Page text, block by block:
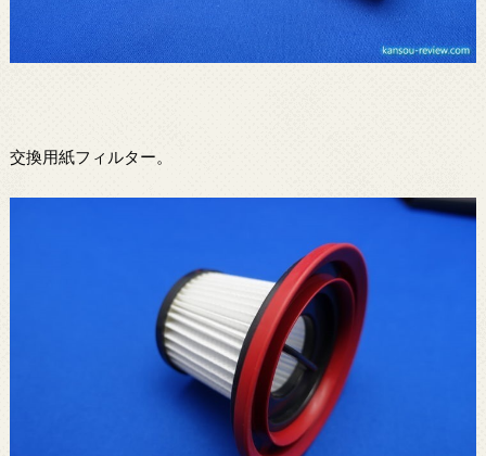
交換用紙フィルター。